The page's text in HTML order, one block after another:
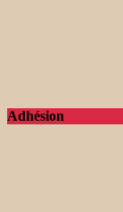
Adhésion